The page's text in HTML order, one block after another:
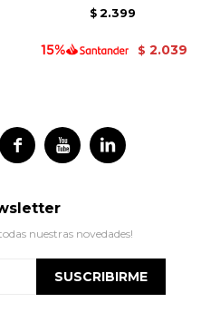
$ 2.399
$ 2.039
  
nuestras novedades!
SUSCRIBIRME